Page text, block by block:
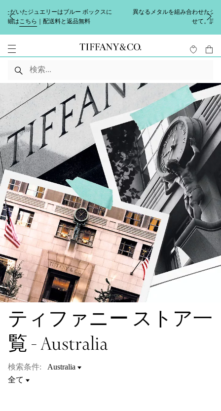
異なるメタルを組み合わせたジュエリーで夏のスタイリングを完成さ
せて。詳しくは
ティファニー ストア一
覧 - Australia
検索条件: